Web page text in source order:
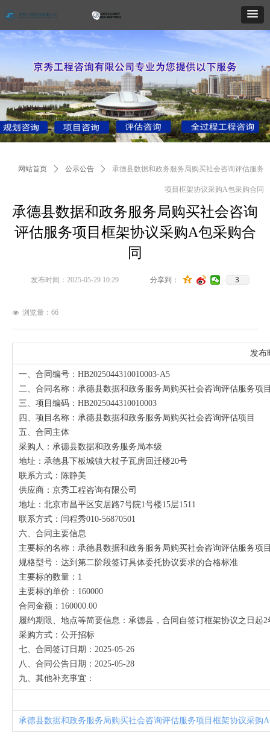
承德县数据和政务服务局购买社会咨询
评估服务项目框架协议采购A包采购合
同
发布
一、合同编号：HB2025044310010003-A5
二、合同名称：承德县数据和政务服务局购买社会咨询评估服务项
三、项目编码：HB2025044310010003
四、项目名称：承德县数据和政务服务局购买社会咨询评估项目
五、合同主体
采购人：承德县数据和政务服务局本级
地址：承德县下板城镇大杖子瓦房回迁楼20号
联系方式：陈静美
供应商：京秀工程咨询有限公司
地址：北京市昌平区安居路7号院1号楼15层1511
联系方式：闫程秀010-56870501
六、合同主要信息
主要标的名称：承德县数据和政务服务局购买社会咨询评估服务项
规格型号：达到第二阶段签订具体委托协议要求的合格标准
主要标的数量：1
主要标的单价：160000
合同金额：160000.00
履约期限、地点等简要信息：承德县，合同自签订框架协议之日起
采购方式：公开招标
七、合同签订日期：2025-05-26
八、合同公告日期：2025-05-28
九、其他补充事宜：
承德县数据和政务服务局购买社会咨询评估服务项目框架协议采购
发布时间： 2025-05-29 10:29 分享到： 3
넶 浏览量： 66
网站首页 ꄲ 公示公告 ꄲ 承德县数据和政务服务局购买社会咨询评估服务
项目框架协议采购A包采购合同